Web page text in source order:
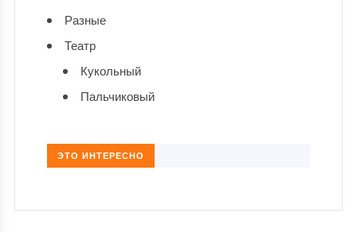
Разные
Театр
Кукольный
Пальчиковый
ЭТО ИНТЕРЕСНО